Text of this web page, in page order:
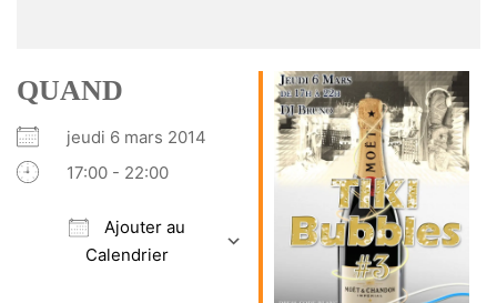
QUAND
jeudi 6 mars 2014
17:00 - 22:00
Ajouter au
Calendrier
Office 365Outlook Live